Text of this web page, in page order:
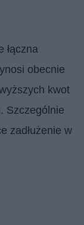
łączna
obecnie
kwot
Szczególnie
zadłużenie w